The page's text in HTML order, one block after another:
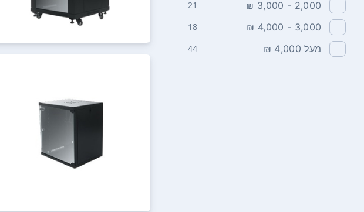
2,000 - 3,000 ₪
21
3,000 - 4,000 ₪
18
מעל 4,000 ₪ 44